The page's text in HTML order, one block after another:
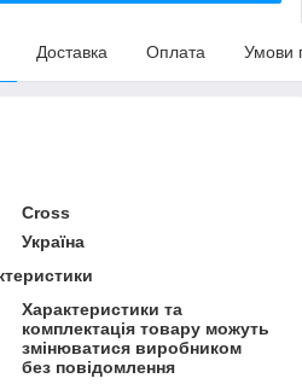
Доставка Оплата Умови
Cross
Україна
Характеристики та
комплектація товару можуть
змінюватися виробником
без повідомлення